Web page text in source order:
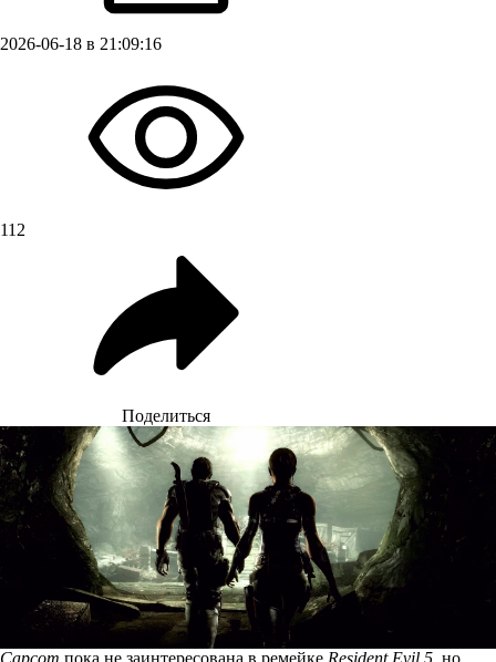
2026-06-18 в 21:09:16
112
Поделиться
Capcom пока не заинтересована в ремейке Resident Evil 5, но